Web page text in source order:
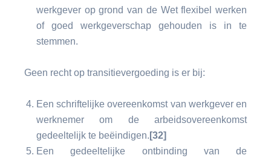
werkgever op grond van de Wet flexibel werken
of goed werkgeverschap gehouden is in te
stemmen.
Geen recht op transitievergoeding is er bij:
Een schriftelijke overeenkomst van werkgever en
werknemer om de arbeidsovereenkomst
gedeeltelijk te beëindigen. [32]
Een gedeeltelijke ontbinding van de